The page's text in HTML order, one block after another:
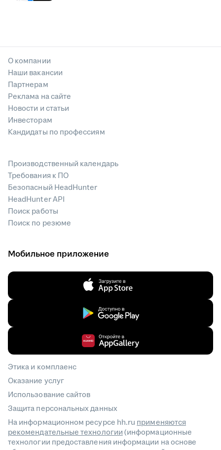
О компании
Наши вакансии
Партнерам
Реклама на сайте
Новости и статьи
Инвесторам
Кандидаты по профессиям
Производственный календарь
Требования к ПО
Безопасный HeadHunter
HeadHunter API
Поиск работы
Поиск по резюме
Мобильное приложение
Этика и комплаенс
Оказание услуг
Использование сайтов
Защита персональных данных
На информационном ресурсе hh.ru применяются
рекомендательные технологии(информационные
технологии предоставления информации на основе